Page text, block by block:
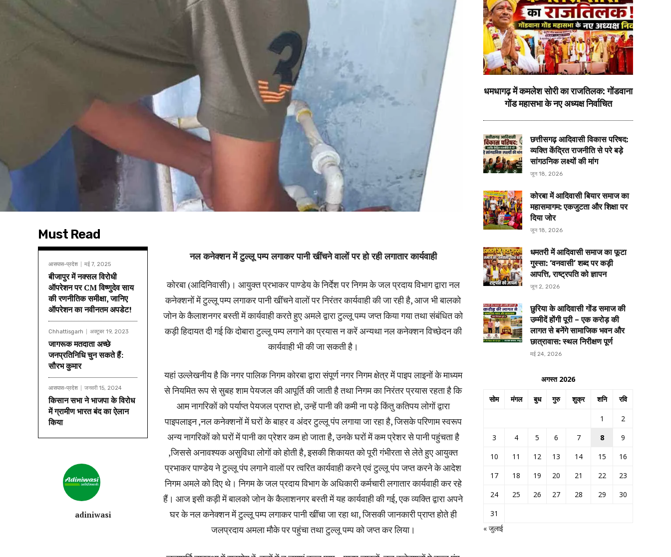
Must Read
आसपास-प्रदेश मई 7, 2025
बीजापुर में नक्सल विरोधी
ऑपरेशन पर CM विष्णुदेव साय
की रणनीतिक समीक्षा, जानिए
ऑपरेशन का नवीनतम अपडेट!
Chhattisgarh अक्टूबर 19, 2023
जागरूक मतदाता अच्छे
जनप्रतिनिधि चुन सकते हैं:
सौरभ कुमार
आसपास-प्रदेश जनवरी 15, 2024
किसान सभा ने भाजपा के विरोध
में ग्रामीण भारत बंद का ऐलान
किया
adiniwasi
नल कनेक्शन में टुल्लू पम्प लगाकर पानी खींचने वालों पर हो रही लगातार कार्यवाही
कोरबा (आदिनिवासी)। आयुक्त प्रभाकर पाण्डेय के निर्देश पर निगम के जल प्रदाय विभाग द्वारा नल
कनेक्शनों में टुल्लू पम्प लगाकर पानी खींचने वालों पर निरंतर कार्यवाही की जा रही है, आज भी बालको
जोन के कैलाशनगर बस्ती में कार्यवाही करते हुए अमले द्वारा टुल्लू पम्प जप्त किया गया तथा संबंधित को
कड़ी हिदायत दी गई कि दोबारा टुल्लू पम्प लगाने का प्रयास न करें अन्यथा नल कनेक्शन विच्छेदन की
कार्यवाही भी की जा सकती है।
यहां उल्लेखनीय है कि नगर पालिक निगम कोरबा द्वारा संपूर्ण नगर निगम क्षेत्र में पाइप लाइनों के माध्यम
से नियमित रूप से सुबह शाम पेयजल की आपूर्ति की जाती है तथा निगम का निरंतर प्रयास रहता है कि
आम नागरिकों को पर्याप्त पेयजल प्राप्त हो, उन्हें पानी की कमी ना पड़े किंतु कतिपय लोगों द्वारा
पाइपलाइन ,नल कनेक्शनों में घरों के बाहर व अंदर टुल्लू पंप लगाया जा रहा है, जिसके परिणाम स्वरूप
अन्य नागरिकों को घरों में पानी का प्रेशर कम हो जाता है, उनके घरों में कम प्रेशर से पानी पहुंचता है
,जिससे अनावश्यक असुविधा लोगों को होती है, इसकी शिकायत को पूरी गंभीरता से लेते हुए आयुक्त
प्रभाकर पाण्डेय ने टुल्लू पंप लगाने वालों पर त्वरित कार्यवाही करने एवं टुल्लू पंप जप्त करने के आदेश
निगम अमले को दिए थे। निगम के जल प्रदाय विभाग के अधिकारी कर्मचारी लगातार कार्यवाही कर रहे
हैं। आज इसी कड़ी में बालको जोन के कैलाशनगर बस्ती में यह कार्यवाही की गई, एक व्यक्ति द्वारा अपने
घर के नल कनेक्शन में टुल्लू पम्प लगाकर पानी खींचा जा रहा था, जिसकी जानकारी प्राप्त होते ही
जलप्रदाय अमला मौके पर पहुंचा तथा टुल्लू पम्प को जप्त कर लिया।
धमधागढ़ में कमलेश सोरी का राजतिलक: गोंडवाना
गोंड महासभा के नए अध्यक्ष निर्वाचित
छत्तीसगढ़ आदिवासी विकास परिषद:
व्यक्ति केंद्रित राजनीति से परे बड़े
सांगठनिक लक्ष्यों की मांग
जून 18, 2026
कोरबा में आदिवासी बियार समाज का
महासमागम: एकजुटता और शिक्षा पर
दिया जोर
जून 18, 2026
धमतरी में आदिवासी समाज का फूटा
गुस्सा: ‘वनवासी’ शब्द पर कड़ी
आपत्ति, राष्ट्रपति को ज्ञापन
जून 2, 2026
छुरिया के आदिवासी गोंड समाज की
उम्मीदें होंगी पूरी – एक करोड़ की
लागत से बनेंगे सामाजिक भवन और
छात्रावास: स्थल निरीक्षण पूर्ण
मई 24, 2026
अगस्त 2026
सोम मंगल बुध गुरु शुक्र शनि रवि
1
2
3
4 5 6 7 8
9
10
11 12 13 14 15
16
17
18 19 20 21 22
23
24
25 26 27 28 29
30
31
« जुलाई